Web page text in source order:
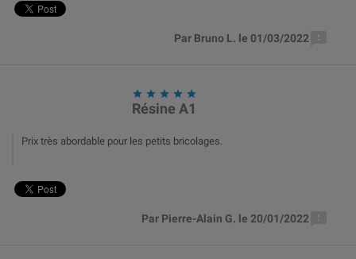
Par Bruno L. le 01/03/2022
    
Résine A1
Prix très abordable pour les petits bricolages.
Par Pierre-Alain G. le 20/01/2022